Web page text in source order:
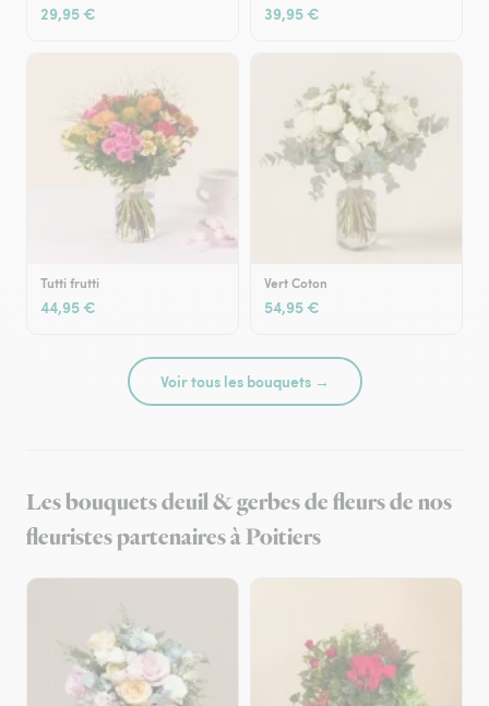
29,95 € 39,95 €
Tutti frutti
44,95 €
Vert Coton
54,95 €
Voir tous les bouquets →
Les bouquets deuil & gerbes de fleurs de nos
fleuristes partenaires à Poitiers